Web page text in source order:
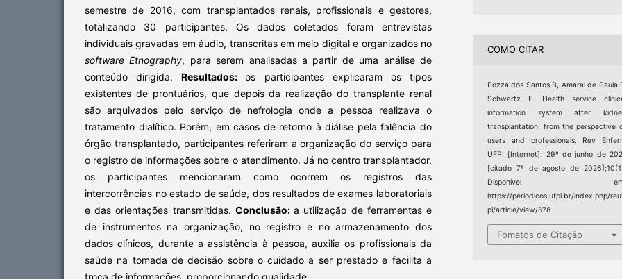
semestre de 2016, com transplantados renais, profissionais e gestores,
totalizando 30 participantes. Os dados coletados foram entrevistas
individuais gravadas em áudio, transcritas em meio digital e organizados no
software Etnography, para serem analisadas a partir de uma análise de
conteúdo dirigida.Resultados:os participantes explicaram os tipos
existentes de prontuários, que depois da realização do transplante renal
são arquivados pelo serviço de nefrologia onde a pessoa realizava o
tratamento dialítico. Porém, em casos de retorno à diálise pela falência do
órgão transplantado, participantes referiram a organização do serviço para
o registro de informações sobre o atendimento. Já no centro transplantador,
os participantes mencionaram como ocorrem os registros das
intercorrências no estado de saúde, dos resultados de exames laboratoriais
e das orientações transmitidas. Conclusão:a utilização de ferramentas e
de instrumentos na organização, no registro e no armazenamento dos
dados clínicos, durante a assistência à pessoa, auxilia os profissionais da
saúde na tomada de decisão sobre o cuidado a ser prestado e facilita a
troca de informações, proporcionando qualidade...
COMO CITAR
Pozza dos Santos B, Amaral de Paula
Schwartz E. Health service
information system after
transplantation, from the perspective
users and professionals. Rev
UFPI [Internet]. 29º de junho de
[citado 7º de agosto de
Disponível
https://periodicos.ufpi.br/index.php/
pi/article/view/878
Fomatos de Citação